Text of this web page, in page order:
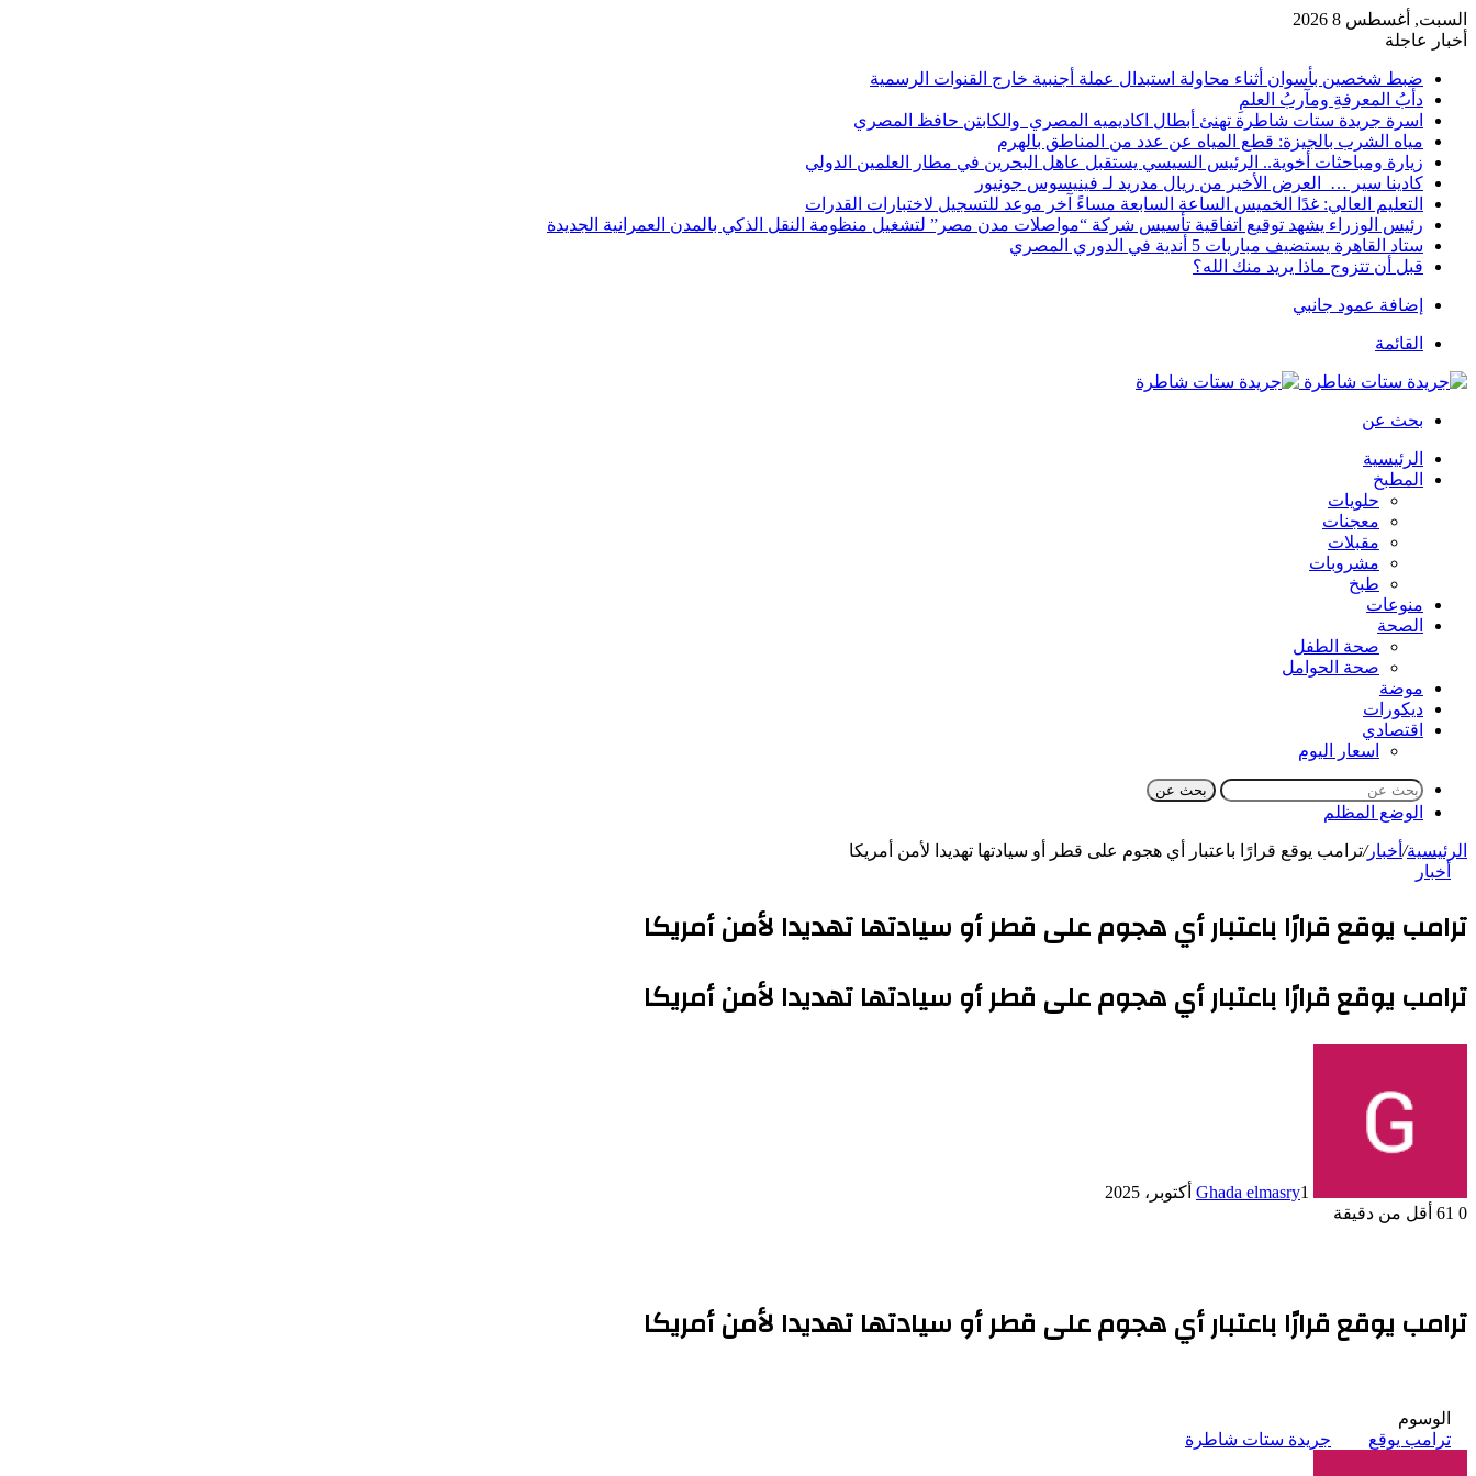
السبت, أغسطس 8 2026
أخبار عاجلة
ضبط شخصين بأسوان أثناء محاولة استبدال عملة أجنبية خارج القنوات الرسمية
دأبُ المعرفةِ ومآربُ العلمِ
اسرة جريدة ستات شاطرة تهنئ أبطال اكاديميه المصري والكابتن حافظ المصري
مياه الشرب بالجيزة: قطع المياه عن عدد من المناطق بالهرم
زيارة ومباحثات أخوية.. الرئيس السيسي يستقبل عاهل البحرين في مطار العلمين الدولي
كادينا سير … العرض الأخير من ريال مدريد لـ فينيسوس جونيور
التعليم العالي: غدًا الخميس الساعة السابعة مساءً آخر موعد للتسجيل لاختبارات القدرات
رئيس الوزراء يشهد توقيع اتفاقية تأسيس شركة “مواصلات مدن مصر” لتشغيل منظومة النقل الذكي بالمدن العمرانية الجديدة
ستاد القاهرة يستضيف مباريات 5 أندية في الدوري المصري
قبل أن تتزوج ماذا يريد منك الله؟
إضافة عمود جانبي
القائمة
بحث عن
الرئيسية
المطبخ
حلويات
معجنات
مقبلات
مشروبات
طبخ
منوعات
الصحة
صحة الطفل
صحة الحوامل
موضة
ديكورات
اقتصادي
اسعار اليوم
بحث عن
الوضع المظلم
الرئيسية/ أخبار/ترامب يوقع قرارًا باعتبار أي هجوم على قطر أو سيادتها تهديدا لأمن أمريكا
أخبار
ترامب يوقع قرارًا باعتبار أي هجوم على قطر أو سيادتها تهديدا لأمن أمريكا
ترامب يوقع قرارًا باعتبار أي هجوم على قطر أو سيادتها تهديدا لأمن أمريكا
Ghada elmasry1 أكتوبر، 2025
0
أقل من دقيقة
ترامب يوقع قرارًا باعتبار أي هجوم على قطر أو سيادتها تهديدا لأمن أمريكا
الوسوم
ترامب يوقع
جريدة ستات شاطرة